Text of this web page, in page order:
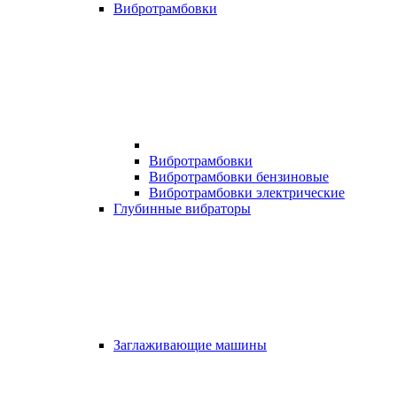
Вибротрамбовки
Вибротрамбовки
Вибротрамбовки бензиновые
Вибротрамбовки электрические
Глубинные вибраторы
Заглаживающие машины